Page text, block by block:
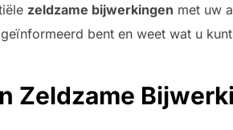
zeldzame bijwerkingen met uw
bent en weet wat u
Zeldzame